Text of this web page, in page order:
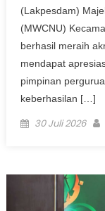
(Lakpesdam)
(MWCNU)
berhasil meraih
mendapat
pimpinan
keberhasilan […]
Posted on
30 Juli 2026